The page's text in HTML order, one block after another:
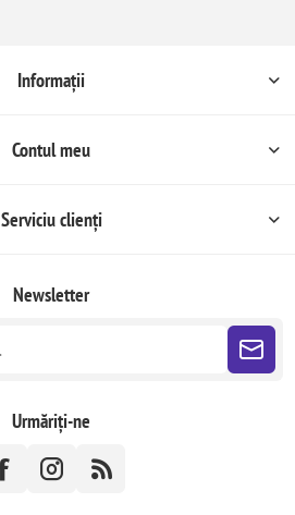
Informații
Contul meu
Serviciu clienți
Newsletter
Urmăriți-ne